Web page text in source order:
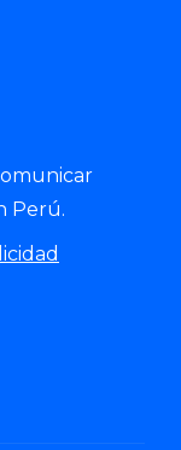
Perú.